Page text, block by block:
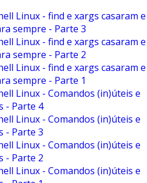
Linux - find e xargs casaram e
sempre - Parte 3
Linux - find e xargs casaram e
sempre - Parte 2
Linux - find e xargs casaram e
sempre - Parte 1
Linux - Comandos (in)úteis e
- Parte 4
Linux - Comandos (in)úteis e
- Parte 3
Linux - Comandos (in)úteis e
- Parte 2
Linux - Comandos (in)úteis e